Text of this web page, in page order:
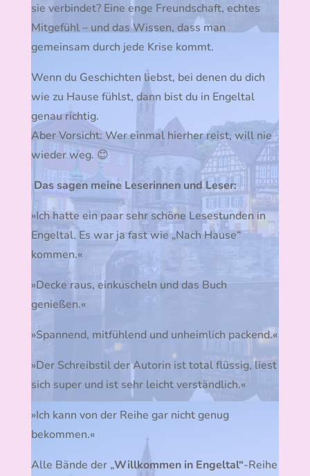
sie verbindet? Eine enge Freundschaft, echtes
Mitgefühl – und das Wissen, dass man
gemeinsam durch jede Krise kommt.
Wenn du Geschichten liebst, bei denen du dich
wie zu Hause fühlst, dann bist du in Engeltal
genau richtig.
Aber Vorsicht: Wer einmal hierher reist, will nie
wieder weg. 😊
Das sagen meine Leserinnen und Leser:
»Ich hatte ein paar sehr schöne Lesestunden in
Engeltal. Es war ja fast wie „Nach Hause“
kommen.«
»Decke raus, einkuscheln und das Buch
genießen.«
»Spannend, mitfühlend und unheimlich packend.«
»Der Schreibstil der Autorin ist total flüssig, liest
sich super und ist sehr leicht verständlich.«
»Ich kann von der Reihe gar nicht genug
bekommen.«
Alle Bände der „Willkommen in Engeltal“-Reihe